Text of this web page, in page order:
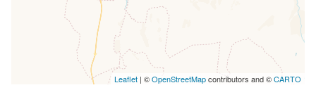
Leaflet| ©OpenStreetMapcontributors and ©CARTO